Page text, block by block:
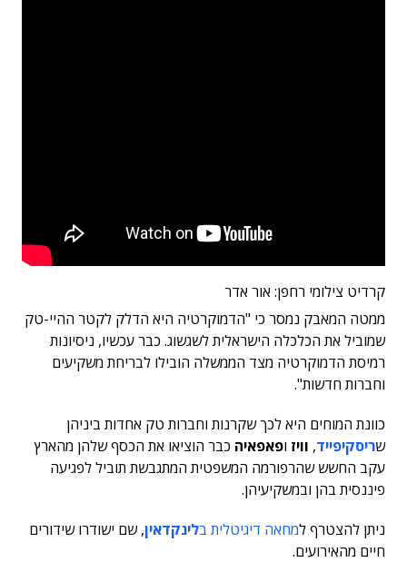
קרדיט צילומי רחפן: אור אדר
ממטה המאבק נמסר כי "הדמוקרטיה היא הדלק לקטר ההיי-טק
שמוביל את הכלכלה הישראלית לשגשוג. כבר עכשיו, ניסיונות
רמיסת הדמוקרטיה מצד הממשלה הובילו לבריחת משקיעים
וחברות חדשות".
כוונת המוחים היא לכך שקרנות וחברות טק אחדות ביניהן
שריסקיפייד, וויז ופאפאיה כבר הוציאו את הכסף שלהן מהארץ
עקב החשש שהרפורמה המשפטית המתגבשת תוביל לפגיעה
פיננסית בהן ובמשקיעיהן.
ניתן להצטרף למחאה דיגיטלית בלינקדאין, שם ישודרו שידורים
חיים מהאירועים.